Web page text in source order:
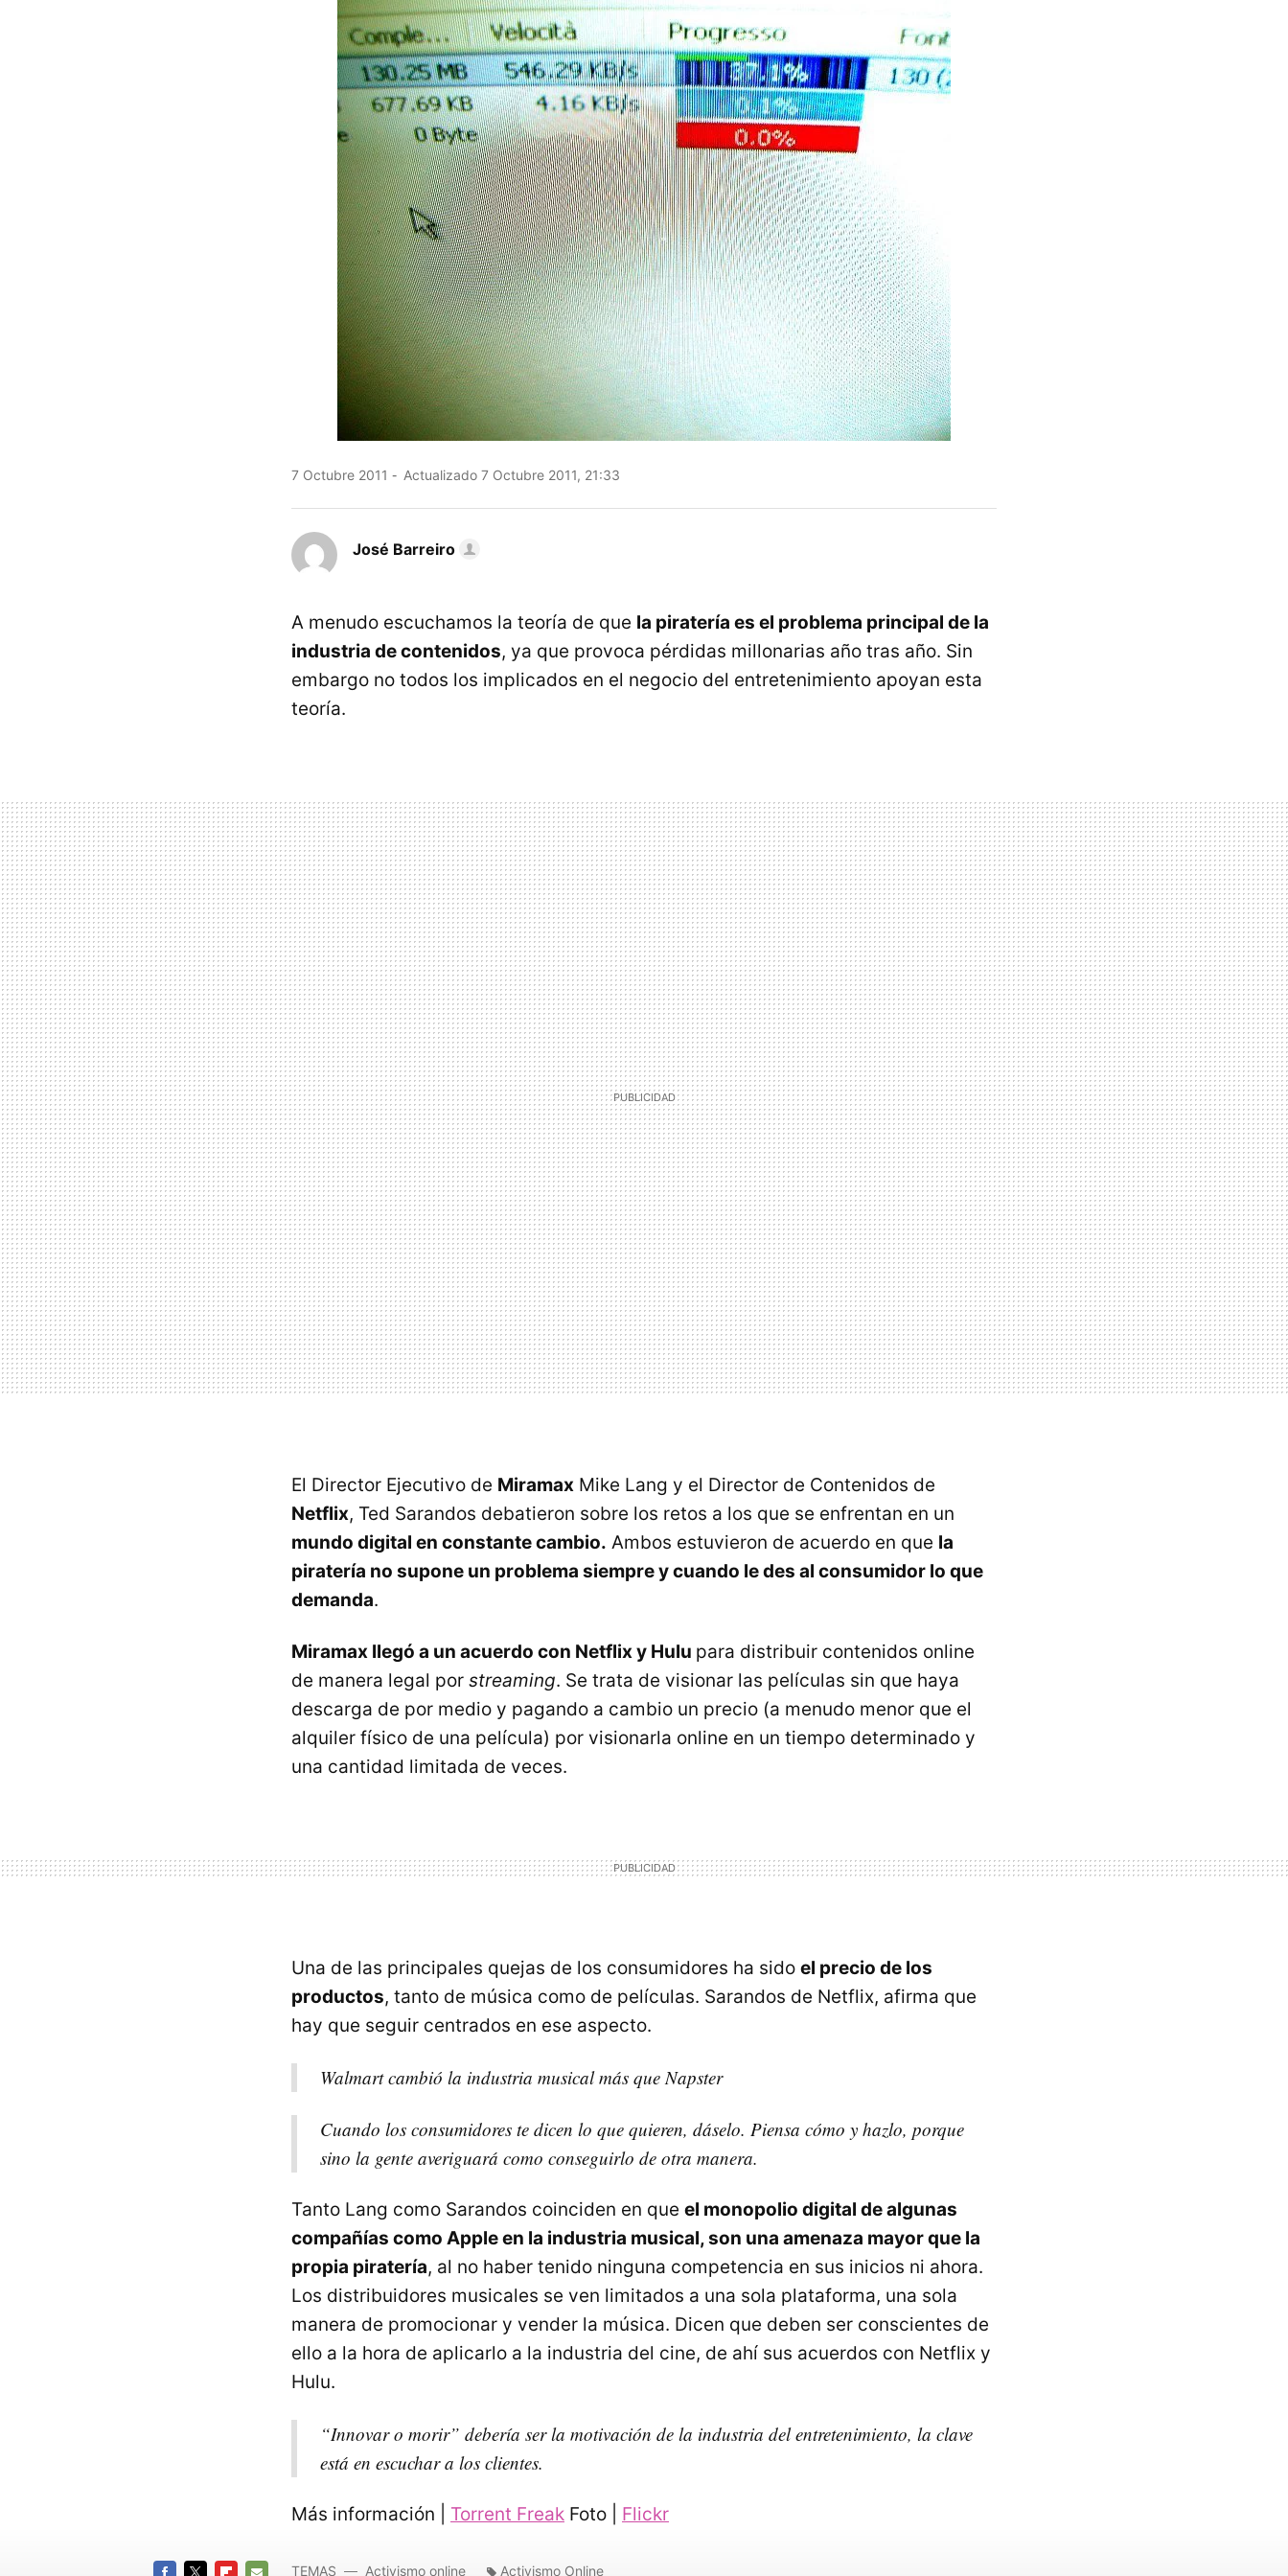
7 Octubre 2011 Actualizado 7 Octubre 2011, 21:33
José Barreiro
A menudo escuchamos la teoría de que la piratería es el problema principal de la
industria de contenidos, ya que provoca pérdidas millonarias año tras año. Sin
embargo no todos los implicados en el negocio del entretenimiento apoyan esta
teoría.
El Director Ejecutivo de Miramax Mike Lang y el Director de Contenidos de
Netflix, Ted Sarandos debatieron sobre los retos a los que se enfrentan en un
mundo digital en constante cambio. Ambos estuvieron de acuerdo en que la
piratería no supone un problema siempre y cuando le des al consumidor lo que
demanda.
Miramax llegó a un acuerdo con Netflix y Hulu para distribuir contenidos online
de manera legal por streaming. Se trata de visionar las películas sin que haya
descarga de por medio y pagando a cambio un precio (a menudo menor que el
alquiler físico de una película) por visionarla online en un tiempo determinado y
una cantidad limitada de veces.
Una de las principales quejas de los consumidores ha sido el precio de los
productos, tanto de música como de películas. Sarandos de Netflix, afirma que
hay que seguir centrados en ese aspecto.
Walmart cambió la industria musical más que Napster
Cuando los consumidores te dicen lo que quieren, dáselo. Piensa cómo y hazlo, porque
sino la gente averiguará como conseguirlo de otra manera.
Tanto Lang como Sarandos coinciden en que el monopolio digital de algunas
compañías como Apple en la industria musical, son una amenaza mayor que la
propia piratería, al no haber tenido ninguna competencia en sus inicios ni ahora.
Los distribuidores musicales se ven limitados a una sola plataforma, una sola
manera de promocionar y vender la música. Dicen que deben ser conscientes de
ello a la hora de aplicarlo a la industria del cine, de ahí sus acuerdos con Netflix y
Hulu.
“Innovar o morir” debería ser la motivación de la industria del entretenimiento, la clave
está en escuchar a los clientes.
Más información | Torrent Freak Foto | Flickr
TEMAS Activismo online Activismo Online